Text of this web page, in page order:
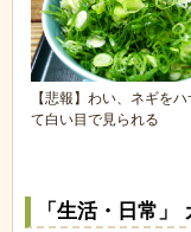
【悲報】わい、ネギを
て白い目で見られる
「生活・日常